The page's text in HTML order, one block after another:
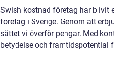
Swish kostnad företag har blivit
företag i Sverige. Genom att
sättet vi överför pengar. Med
betydelse och framtidspotential